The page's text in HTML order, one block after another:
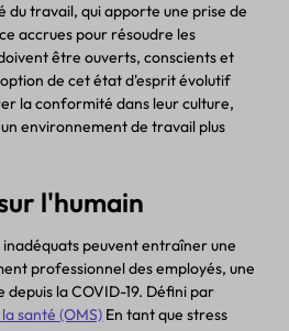
du travail, qui apporte une prise de
accrues pour résoudre les
être ouverts, conscients et
de cet état d'esprit évolutif
la conformité dans leur culture,
environnement de travail plus
l'humain
peuvent entraîner une
professionnel des employés, une
depuis la COVID-19. Défini par
santé (OMS) En tant que stress